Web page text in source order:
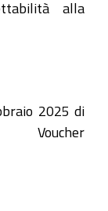
alla
2025 di
Voucher